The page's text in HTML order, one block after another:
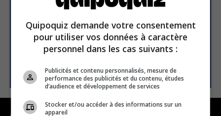
E-mail
S’INSCRIRE
Quipoquiz demande votre consentement
pour utiliser vos données à caractère
personnel dans les cas suivants :
Publicités et contenu personnalisés, mesure de
performance des publicités et du contenu, études
d’audience et développement de services
Stocker et/ou accéder à des informations sur un
appareil